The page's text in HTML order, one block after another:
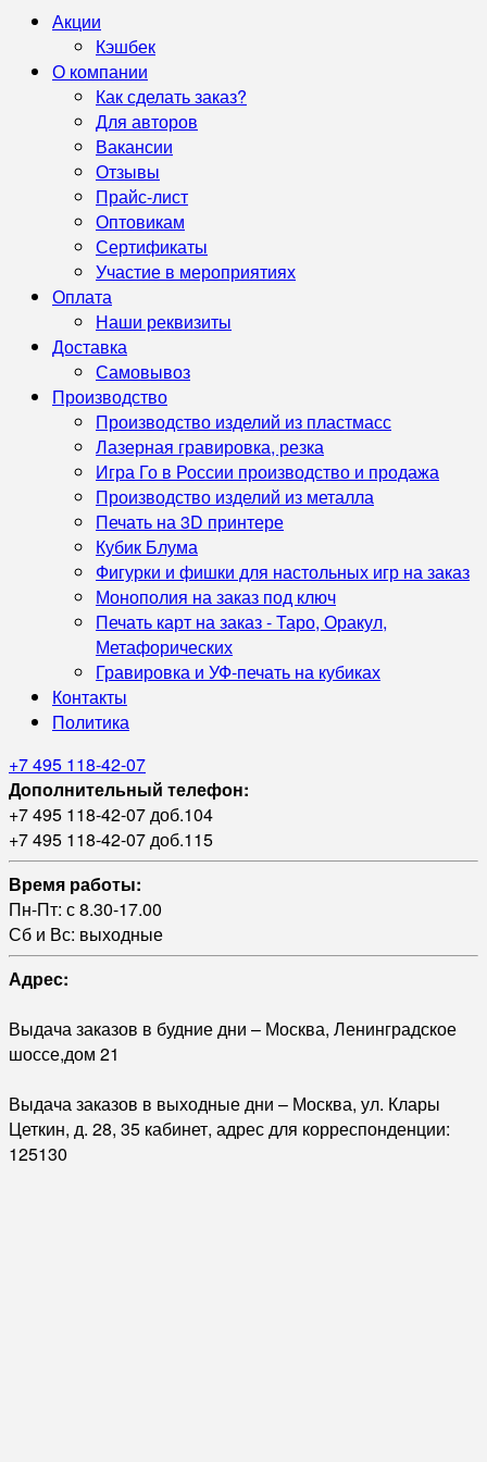
Акции
Кэшбек
О компании
Как сделать заказ?
Для авторов
Вакансии
Отзывы
Прайс-лист
Оптовикам
Сертификаты
Участие в мероприятиях
Оплата
Наши реквизиты
Доставка
Самовывоз
Производство
Производство изделий из пластмасс
Лазерная гравировка, резка
Игра Го в России производство и продажа
Производство изделий из металла
Печать на 3D принтере
Кубик Блума
Фигурки и фишки для настольных игр на заказ
Монополия на заказ под ключ
Печать карт на заказ - Таро, Оракул,
Метафорических
Гравировка и УФ‑печать на кубиках
Контакты
Политика
+7 495 118-42-07
Дополнительный телефон:
+7 495 118-42-07 доб.104
+7 495 118-42-07 доб.115
Время работы:
Пн-Пт: с 8.30-17.00
Сб и Вс: выходные
Адрес:
Выдача заказов в будние дни – Москва, Ленинградское
шоссе,дом 21
Выдача заказов в выходные дни – Москва, ул. Клары
Цеткин, д. 28, 35 кабинет, адрес для корреспонденции:
125130